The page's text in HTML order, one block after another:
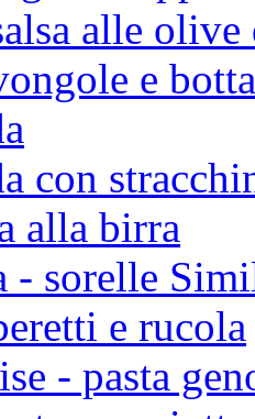
alle
e
con
alla birra
- sorelle
e rucola
- pasta